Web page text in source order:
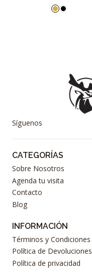
Síguenos
CATEGORÍAS
Sobre Nosotros
Agenda tu visita
Contacto
Blog
INFORMACIÓN
Términos y Condiciones
Política de Devoluciones
Política de privacidad